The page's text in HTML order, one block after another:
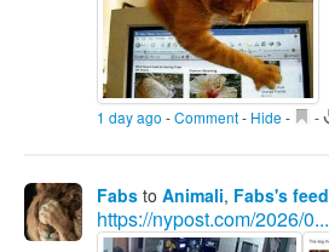
1 day ago -Comment- Hide - -
Fabs to Animali, Fabs's feed
https://nypost.com/2026/0...